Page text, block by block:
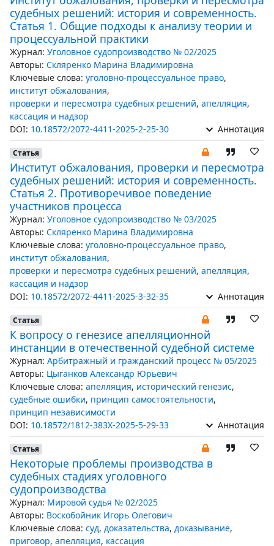
судебных решений: история и современность.
Статья 1. Общие подходы к анализу теории и
процессуальной практики
Журнал: Уголовное судопроизводство № 02/2025
Авторы: Скляренко Марина Владимировна
Ключевые слова: уголовно-процессуальное право,
институт обжалования,
проверки и пересмотра судебных решений, апелляция,
кассация и надзор
DOI: 10.18572/2072-4411-2025-2-25-30 Аннотация
Статья
Институт обжалования, проверки и пересмотра
судебных решений: история и современность.
Статья 2. Противоречивое поведение
участников процесса
Журнал: Уголовное судопроизводство № 03/2025
Авторы: Скляренко Марина Владимировна
Ключевые слова: уголовно-процессуальное право,
институт обжалования,
проверки и пересмотра судебных решений, апелляция,
кассация и надзор
DOI: 10.18572/2072-4411-2025-3-32-35 Аннотация
Статья
К вопросу о генезисе апелляционной
инстанции в отечественной судебной системе
Журнал: Арбитражный и гражданский процесс № 05/2025
Авторы: Цыганков Александр Юрьевич
Ключевые слова: апелляция, исторический генезис,
судебные ошибки, принцип самостоятельности,
принцип независимости
DOI: 10.18572/1812-383X-2025-5-29-33 Аннотация
Статья
Некоторые проблемы производства в
судебных стадиях уголовного
судопроизводства
Журнал: Мировой судья № 02/2025
Авторы: Воскобойник Игорь Олегович
Ключевые слова: суд, доказательства, доказывание,
приговор, апелляция, кассация